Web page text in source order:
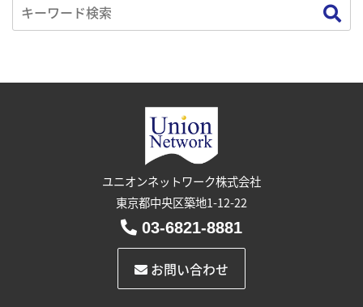
ユニオンネットワーク株式会社
東京都中央区築地1-12-22
03-6821-8881
お問い合わせ